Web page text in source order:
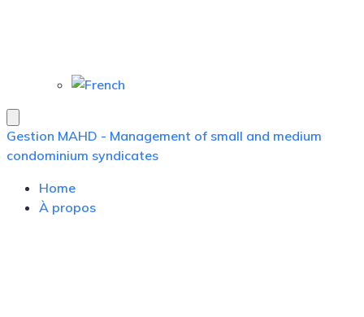
Gestion MAHD - Management of small and medium
condominium syndicates
Home
À propos